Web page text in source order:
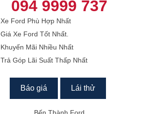
094 9999 737
Xe Ford Phù Hợp Nhất
Giá Xe Ford Tốt Nhất.
Khuyến Mãi Nhiều Nhất
Trả Góp Lãi Suất Thấp Nhất
Báo giá Lái thử